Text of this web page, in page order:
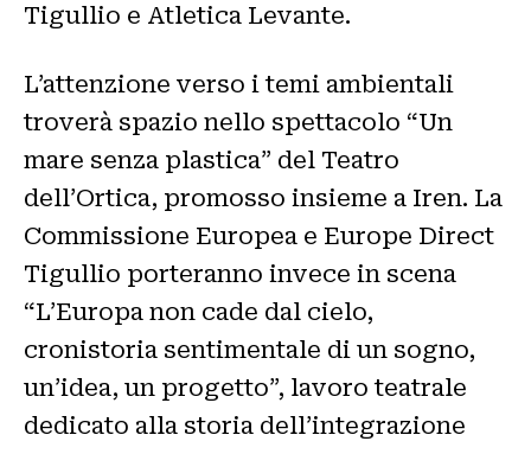
Tigullio e Atletica Levante.
L’attenzione verso i temi ambientali
troverà spazio nello spettacolo “Un
mare senza plastica” del Teatro
dell’Ortica, promosso insieme a Iren. La
Commissione Europea e Europe Direct
Tigullio porteranno invece in scena
“L’Europa non cade dal cielo,
cronistoria sentimentale di un sogno,
un’idea, un progetto”, lavoro teatrale
dedicato alla storia dell’integrazione